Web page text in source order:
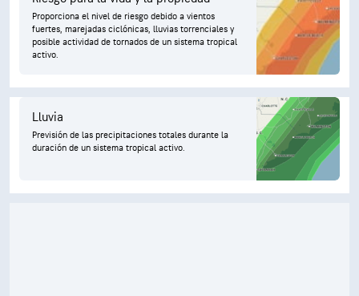
Proporciona el nivel de riesgo debido a vientos
fuertes, marejadas ciclónicas, lluvias torrenciales y
posible actividad de tornados de un sistema tropical
activo.
Lluvia
Previsión de las precipitaciones totales durante la
duración de un sistema tropical activo.